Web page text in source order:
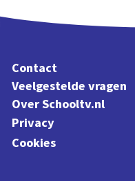
Contact
Veelgestelde vragen
Over Schooltv.nl
Privacy
Cookies